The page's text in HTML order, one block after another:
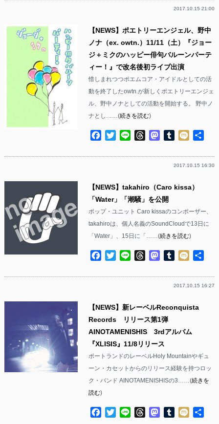
2017.10.15 21:00
【NEWS】ポエトリーエンジェル、野中
ノナ（ex. owtn.）11/11（土）『ジョー
ジ＋ミクのハッピー俳句バルーンパーテ
ィー！‬』で改名後初ライブ出演
惜しまれつつポエムコア・アイドルとしての活
動を終了したowtn.が新しくポエトリーエンジェ
ル、野中ノナとしての活動を開始する。 野中ノ
ナとし……(続きを読む)
Facebook
TwitterLine ThreadsMastodon
Tumblr
Mixi
2017.10.15 16:30
【NEWS】takahiro（Caro kissa）
「Water」「潮騒」を公開
ポップ・ユニット Caro kissaのコンポーザー、
takahiroは、個人名義のSoundCloudで13日に
「Water」、15日に「……(続きを読む)
Facebook
TwitterLine ThreadsMastodon
Tumblr
Mixi
2017.10.15 16:27
【NEWS】新レーベルReconquista
Records リリース第1弾
AINOTAMENISHIS 3rdアルバム
『XLISIS』11/8リリース
ポートランドのレーベルHoly Mountainやギュ
ーン・カセットからのリリース経験を持つロッ
ク・バンド AINOTAMENISHISの3……(続きを
読む)
Facebook
TwitterLine ThreadsMastodon
Tumblr
Mixi